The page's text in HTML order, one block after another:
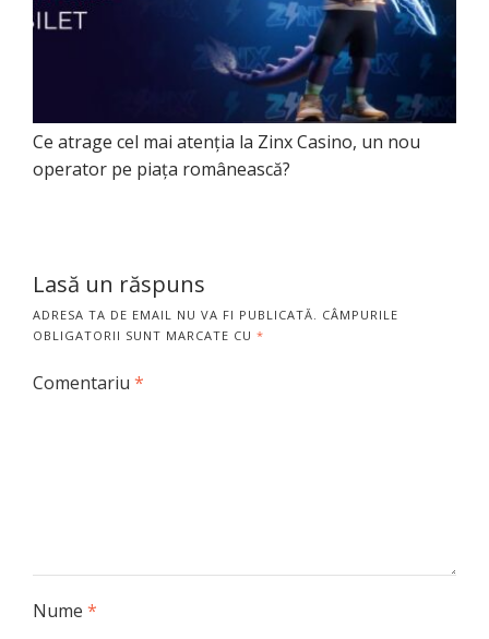
Ce atrage cel mai atenția la Zinx Casino, un nou
operator pe piața românească?
Lasă un răspuns
ADRESA TA DE EMAIL NU VA FI PUBLICATĂ. CÂMPURILE
OBLIGATORII SUNT MARCATE CU *
Comentariu *
Nume *